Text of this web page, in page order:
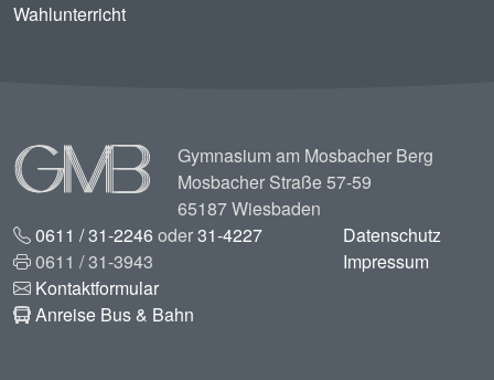
Wahlunterricht
Image
Gymnasium am Mosbacher Berg
Mosbacher Straße 57-59
65187 Wiesbaden
0611 / 31-2246oder31-4227
0611 / 31-3943
Kontaktformular
Anreise Bus & Bahn
Datenschutz
Impressum